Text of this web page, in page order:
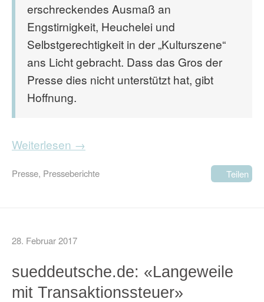
erschreckendes Ausmaß an
Engstirnigkeit, Heuchelei und
Selbstgerechtigkeit in der „Kulturszene“
ans Licht gebracht. Dass das Gros der
Presse dies nicht unterstützt hat, gibt
Hoffnung.
Weiterlesen →
Presse, Presseberichte Teilen
28. Februar 2017
sueddeutsche.de: «Langeweile
mit Transaktionssteuer»